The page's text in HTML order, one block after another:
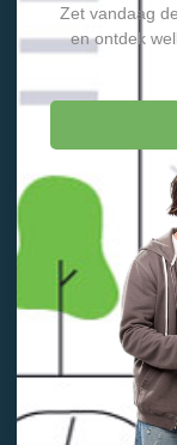
Zet vandaag
en ontdek